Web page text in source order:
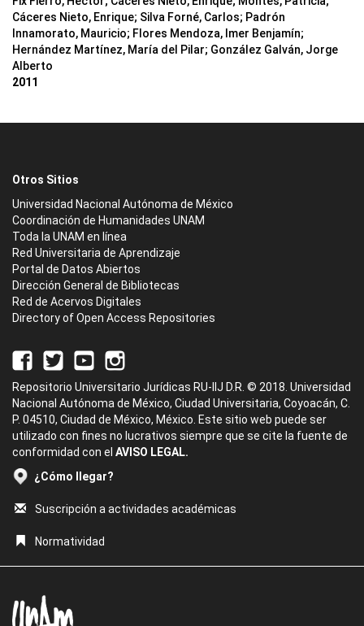
Cáceres Nieto, Enrique; Silva Forné, Carlos; Padrón
Innamorato, Mauricio; Flores Mendoza, Imer Benjamín;
Hernández Martínez, María del Pilar; González Galván, Jorge
Alberto
2011
Otros Sitios
Universidad Nacional Autónoma de México
Coordinación de Humanidades UNAM
Toda la UNAM en línea
Red Universitaria de Aprendizaje
Portal de Datos Abiertos
Dirección General de Bibliotecas
Red de Acervos Digitales
Directory of Open Access Repositories
Repositorio Universitario Jurídicas RU-IIJ D.R. © 2018. Universidad
Nacional Autónoma de México, Ciudad Universitaria, Coyoacán, C.
P. 04510, Ciudad de México, México. Este sitio web puede ser
utilizado con fines no lucrativos siempre que se cite la fuente de
conformidad con el AVISO LEGAL.
¿Cómo llegar?
Suscripción a actividades académicas
Normatividad